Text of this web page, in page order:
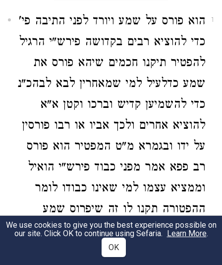
1
הוא פורס על שמע ויורד לפני התיבה פי'
כדי להוציא רבים בקדושה פירש"י הרגיל
להפטיר תיקנו חכמים שיהא פורס את
שמע כדלעיל למי שמאחרין לבא לבהכ"נ
כדי להשמיען קדיש וברכו וקטן א"א
להוציא אחרים ולכך אביו או רבו פורסין
על ידו ובגמרא מ"ט המפטיר הוא פורס
רב פפא אמר מפני כבוד פירש"י הואיל
וממציא עצמו למי שאינו כבודו לומר
ההפטורה תקנו לו זה שיפרוס שמע
לכבודו ע"כ וז"ל הר"ן דף שע"ד ע"א
דמשום דמילתא דאפטורי לא חשיבי ליה
We use cookies to give you the best experience possible on
our site. Click OK to continue using Sefaria. Learn More.
OK